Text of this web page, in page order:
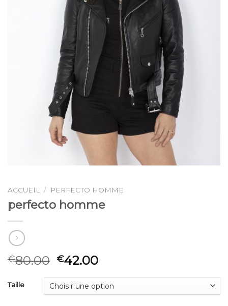
ACCUEIL / PERFECTO HOMME
perfecto homme
€80.00 €42.00
Taille